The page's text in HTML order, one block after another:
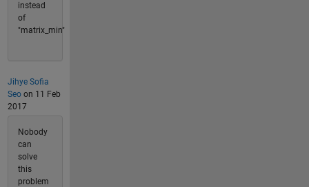
instead
of
"matrix_min"
Jihye Sofia
Seoon 11 Feb
2017
Nobody
can
solve
this
problem